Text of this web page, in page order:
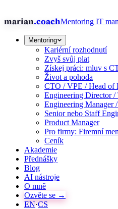
marian.coachMentoring IT
Mentoring
Kariérní rozhodnutí
Zvyš svůj plat
Získej práci: mluv s
Život a pohoda
CTO / VPE / Head of
Engineering Director /
Engineering Manager
Senior nebo Staff
Product Manager
Pro firmy: Firemní
Ceník
Akademie
Přednášky
Blog
AI nástroje
O mně
Ozvěte se →
EN·CS